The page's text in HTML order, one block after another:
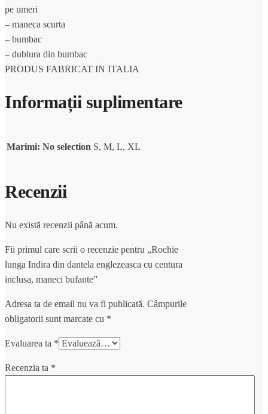
pe umeri
– maneca scurta
– bumbac
– dublura din bumbac
PRODUS FABRICAT IN ITALIA
Informații suplimentare
Marimi: No selection S, M, L, XL
Recenzii
Nu există recenzii până acum.
Fii primul care scrii o recenzie pentru „Rochie
lunga Indira din dantela englezeasca cu centura
inclusa, maneci bufante”
Adresa ta de email nu va fi publicată. Câmpurile
obligatorii sunt marcate cu *
Evaluarea ta *
Recenzia ta *